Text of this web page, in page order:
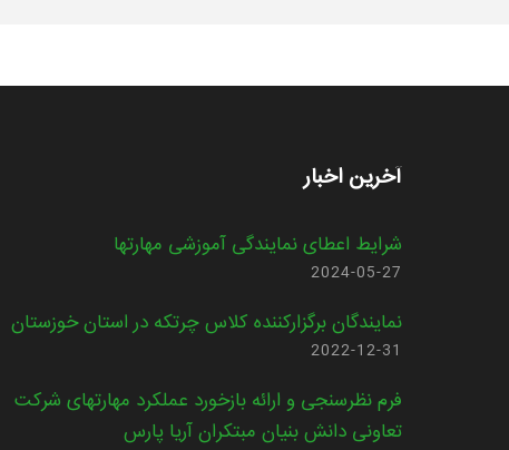
آخرین اخبار
شرایط اعطای نمایندگی آموزشی مهارتها
2024-05-27
نمایندگان برگزارکننده کلاس چرتکه در استان خوزستان
2022-12-31
فرم نظرسنجی و ارائه بازخورد عملکرد مهارتهای شرکت
تعاونی دانش بنیان مبتکران آریا پارس